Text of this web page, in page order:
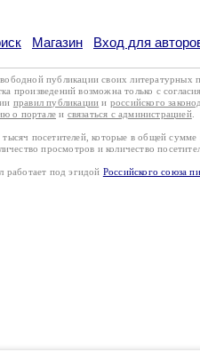
Магазин Вход для
публикации своих литературных
произведений возможна только с
правил публикации и российского
о портале и связаться с администрацией.
посетителей, которые в общей
просмотров и количество
под эгидой Российского союза